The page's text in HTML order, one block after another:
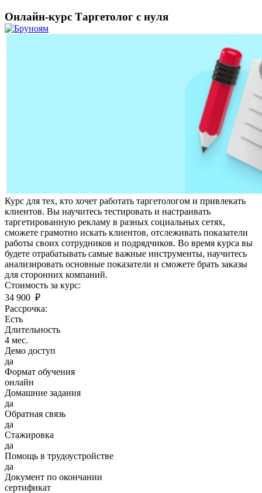
Онлайн-курс Таргетолог с нуля
Курс для тех, кто хочет работать таргетологом и привлекать
клиентов. Вы научитесь тестировать и настраивать
таргетированную рекламу в разных социальных сетях,
сможете грамотно искать клиентов, отслеживать показатели
работы своих сотрудников и подрядчиков. Во время курса вы
будете отрабатывать самые важные инструменты, научитесь
анализировать основные показатели и сможете брать заказы
для сторонних компаний.
Стоимость за курс:
34 900 ₽
Рассрочка:
Есть
Длительность
4 мес.
Демо доступ
да
Формат обучения
онлайн
Домашние задания
да
Обратная связь
да
Стажировка
да
Помощь в трудоустройстве
да
Документ по окончании
сертификат